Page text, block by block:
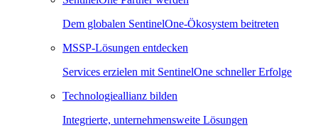
Dem globalen SentinelOne-Ökosystem beitreten
MSSP-Lösungen entdecken
Services erzielen mit SentinelOne schneller Erfolge
Technologieallianz bilden
Integrierte, unternehmensweite Lösungen